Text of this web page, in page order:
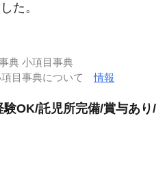
た。
典 小項目事典
項目事典について情報
OK/託児所完備/賞与あり/